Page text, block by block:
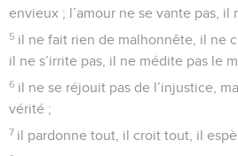
envieux ; l’amour ne se vante pas, il
5 il ne fait rien de malhonnête, il ne
il ne s’irrite pas, il ne médite pas le
6 il ne se réjouit pas de l’injustice,
vérité ;
7 il pardonne tout, il croit tout, il